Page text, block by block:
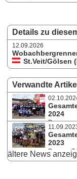
Details zu
12.09.2026
St.Veit/Gölsen
Verwandte Artikel
2024
Der aus
mit dem
bei kaltem
eine
2023
Der aus 7
dem
ältere News